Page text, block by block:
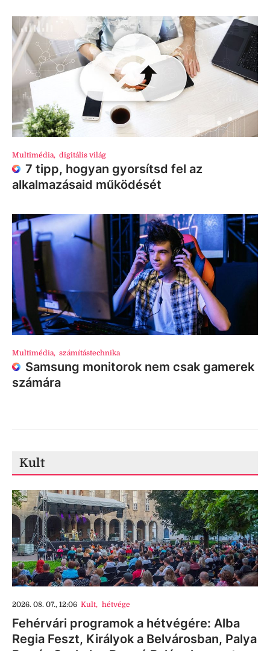
Multimédia, digitális világ
7 tipp, hogyan gyorsítsd fel az
alkalmazásaid működését
Multimédia, számítástechnika
Samsung monitorok nem csak gamerek
számára
Kult
2026. 08. 07., 12:06 Kult, hétvége
Fehérvári programok a hétvégére: Alba
Regia Feszt, Királyok a Belvárosban, Palya